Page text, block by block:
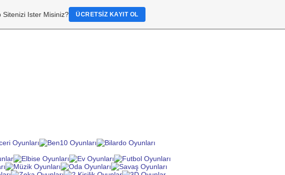
Sitenizi Ister Misiniz? ÜCRETSIZ KAYIT OL